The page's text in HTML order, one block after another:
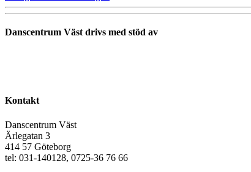
Danscentrum Väst drivs med stöd av
Kontakt
Danscentrum Väst
Ärlegatan 3
414 57 Göteborg
tel: 031-140128, 0725-36 76 66